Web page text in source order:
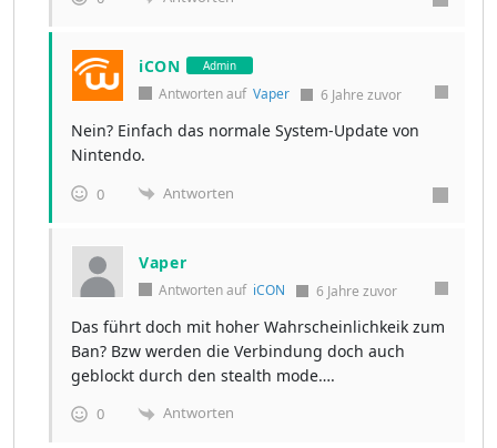
iCON Admin
Antworten auf Vaper 6 Jahre zuvor
Nein? Einfach das normale System-Update von
Nintendo.
0 Antworten
Vaper
Antworten auf iCON 6 Jahre zuvor
Das führt doch mit hoher Wahrscheinlichkeik zum
Ban? Bzw werden die Verbindung doch auch
geblockt durch den stealth mode….
0 Antworten